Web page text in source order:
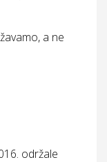
a ne
održale